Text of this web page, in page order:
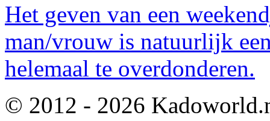
Het geven van een
man/vrouw is natuurlijk
helemaal te overdonderen.
© 2012 - 2026